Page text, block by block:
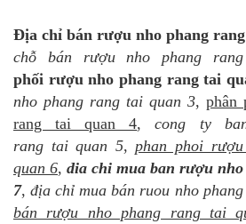
Địa chỉ bán rượu nho phang
chỗ bán rượu nho phang
phối rượu nho phang rang tai
nho phang rang tai quan 3, phân
rang tai quan 4,cong ty
rang tai quan 5, phan phoi
quan 6, dia chi mua ban rượu
7,địa chỉ mua bán ruou nho
bán rượu nho phang rang tai